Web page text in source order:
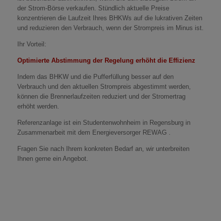
der Strom-Börse verkaufen. Stündlich aktuelle Preise
konzentrieren die Laufzeit Ihres BHKWs auf die lukrativen Zeiten
und reduzieren den Verbrauch, wenn der Strompreis im Minus ist.
Ihr Vorteil:
Optimierte Abstimmung der Regelung erhöht die Effizienz
Indem das BHKW und die Pufferfüllung besser auf den
Verbrauch und den aktuellen Strompreis abgestimmt werden,
können die Brennerlaufzeiten reduziert und der Stromertrag
erhöht werden.
Referenzanlage ist ein Studentenwohnheim in Regensburg in
Zusammenarbeit mit dem Energieversorger REWAG .
Fragen Sie nach Ihrem konkreten Bedarf an, wir unterbreiten
Ihnen gerne ein Angebot.